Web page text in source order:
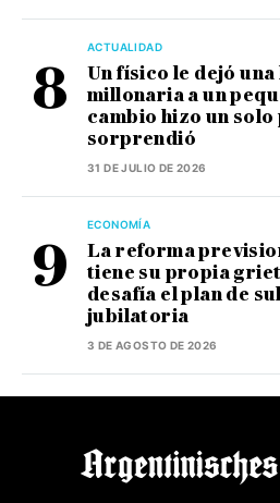
ACTUALIDAD
Un físico le dejó
millonaria a un
cambio hizo un solo
sorprendió
31 DE JULIO DE 2026
ECONOMÍA
La reforma
tiene su propia
desafía el plan de
jubilatoria
3 DE AGOSTO DE 2026